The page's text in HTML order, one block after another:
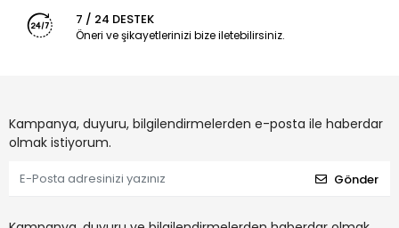
7 / 24 DESTEK
Öneri ve şikayetlerinizi bize iletebilirsiniz.
Kampanya, duyuru, bilgilendirmelerden e-posta ile haberdar
olmak istiyorum.
Gönder